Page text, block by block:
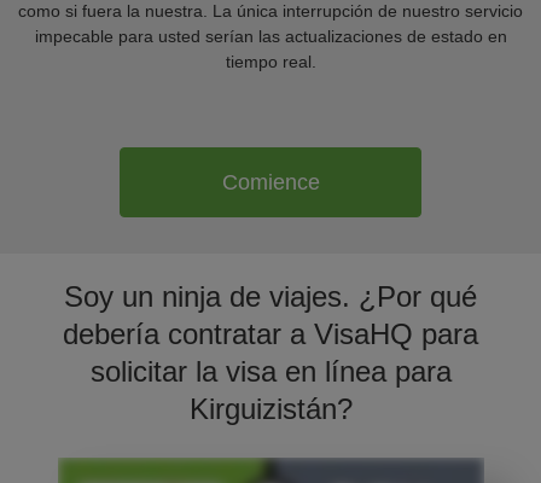
como si fuera la nuestra. La única interrupción de nuestro servicio
impecable para usted serían las actualizaciones de estado en
tiempo real.
Comience
Soy un ninja de viajes. ¿Por qué
debería contratar a VisaHQ para
solicitar la visa en línea para
Kirguizistán?